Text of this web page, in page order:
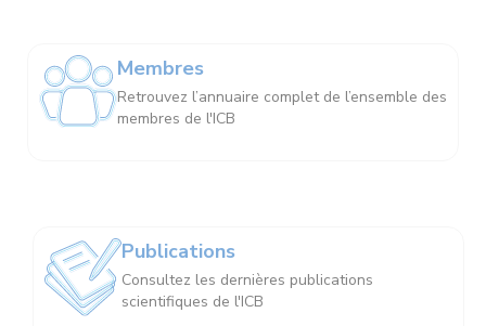
Membres
Retrouvez l’annuaire complet de l’ensemble des
membres de l'ICB
Publications
Consultez les dernières publications
scientifiques de l'ICB